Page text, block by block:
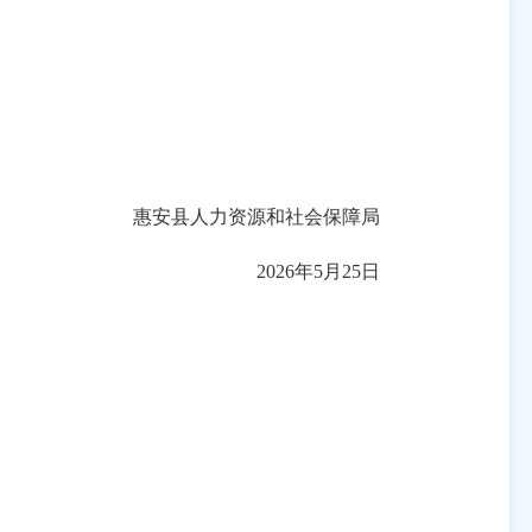
惠安县人力资源和社会保障局
2026年5月 25日